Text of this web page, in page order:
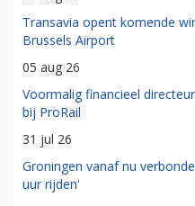
Transavia opent komende
Brussels Airport
05 aug 26
Voormalig financieel
bij ProRail
31 jul 26
Groningen vanaf nu
uur rijden'